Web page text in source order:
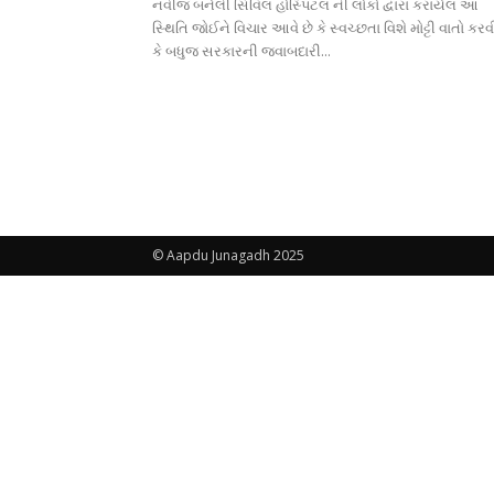
નવીજ બનેલી સિવિલ હોસ્પિટલ ની લોકો દ્વારા કરાયેલ આ
સ્થિતિ જોઈને વિચાર આવે છે કે સ્વચ્છતા વિશે મોટ્ટી વાતો
કે બધુજ સરકારની જવાબદારી...
© Aapdu Junagadh 2025